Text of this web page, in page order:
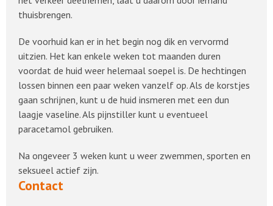
thuisbrengen.
De voorhuid kan er in het begin nog dik en vervormd
uitzien. Het kan enkele weken tot maanden duren
voordat de huid weer helemaal soepel is. De hechtingen
lossen binnen een paar weken vanzelf op. Als de korstjes
gaan schrijnen, kunt u de huid insmeren met een dun
laagje vaseline. Als pijnstiller kunt u eventueel
paracetamol gebruiken.
Na ongeveer 3 weken kunt u weer zwemmen, sporten en
seksueel actief zijn.
Contact